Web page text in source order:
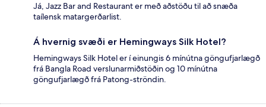
Já, Jazz Bar and Restaurant er með aðstöðu til að snæða
taílensk matargerðarlist.
Á hvernig svæði er Hemingways Silk Hotel?
Hemingways Silk Hotel er í einungis 6 mínútna göngufjarlægð
frá Bangla Road verslunarmiðstöðin og 10 mínútna
göngufjarlægð frá Patong-ströndin.